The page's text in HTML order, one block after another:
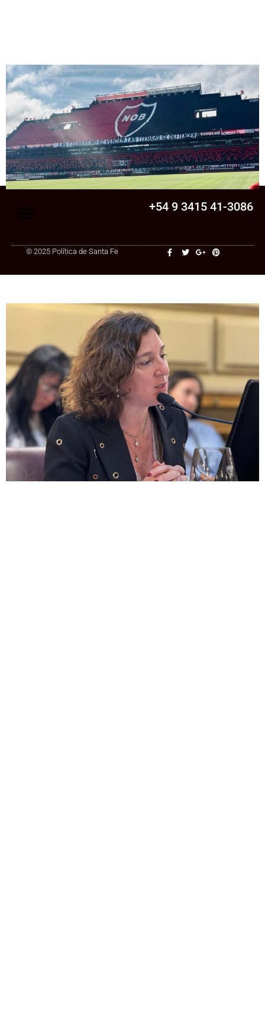
Senado
La Legislatura aprobó una ley clave para
una cooperativa de Santa Fe: ¿qué
cambia?
+54 9 3415 41-3086
© 2025 Política de Santa Fe